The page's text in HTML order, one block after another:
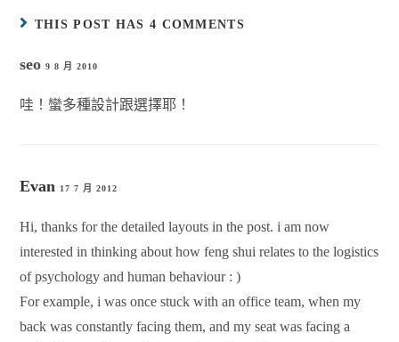
THIS POST HAS 4 COMMENTS
seo9 8 月 2010
哇！蠻多種設計跟選擇耶！
Evan 17 7 月 2012
Hi, thanks for the detailed layouts in the post. i am now
interested in thinking about how feng shui relates to the logistics
of psychology and human behaviour : )
For example, i was once stuck with an office team, when my
back was constantly facing them, and my seat was facing a